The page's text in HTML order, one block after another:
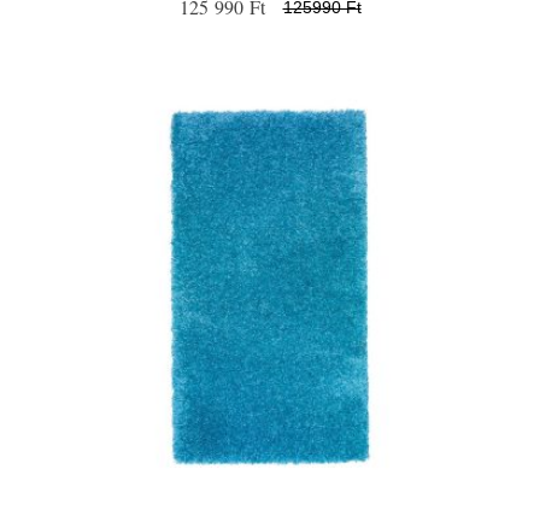
125 990 Ft 125990 Ft